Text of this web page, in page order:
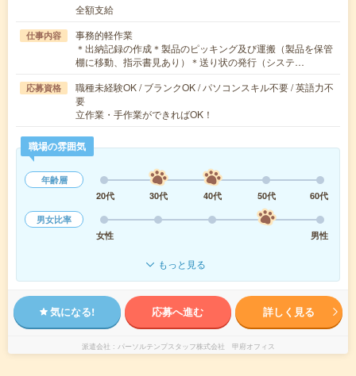
全額支給
仕事内容
事務的軽作業
＊出納記録の作成＊製品のピッキング及び運搬（製品を保管
棚に移動、指示書見あり）＊送り状の発行（システ…
応募資格
職種未経験OK / ブランクOK / パソコンスキル不要 / 英語力不
要
立作業・手作業ができればOK！
職場の雰囲気
年齢層
20代
30代 40代 50代
60代
男女比率
女性
男性
もっと見る
気になる! 応募へ進む 詳しく見る
派遣会社 パーソルテンプスタッフ株式会社 甲府オフィス